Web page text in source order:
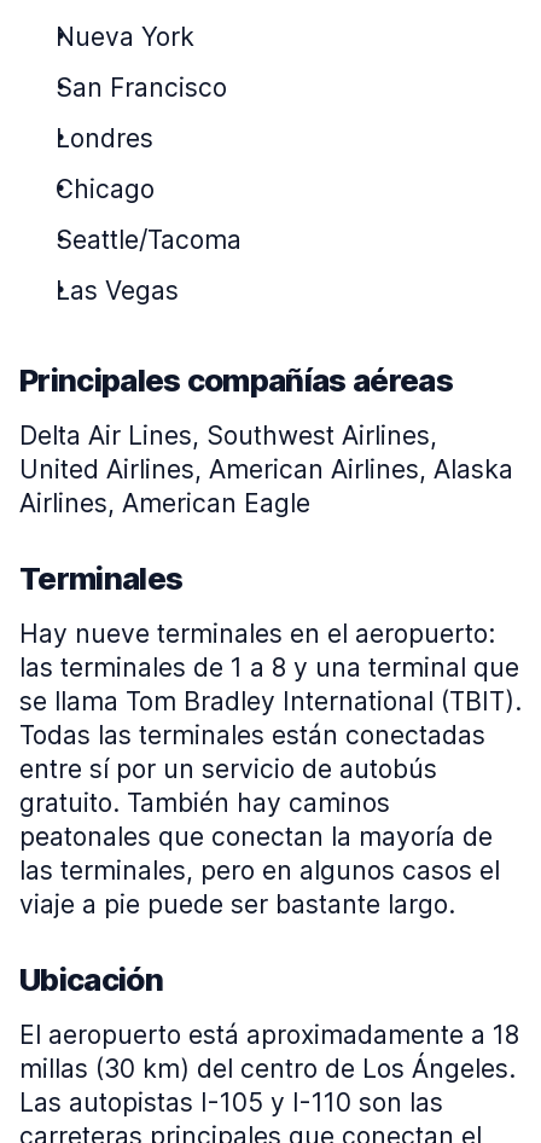
Nueva York​
San Francisco
Londres
Chicago
Seattle/Tacoma
Las Vegas
Principales compañías aéreas
Delta Air Lines, Southwest Airlines,
United Airlines, American Airlines, Alaska
Airlines, American Eagle
Terminales
Hay nueve terminales en el aeropuerto:
las terminales de 1 a 8 y una terminal que
se llama Tom Bradley International (TBIT).
Todas las terminales están conectadas
entre sí por un servicio de autobús
gratuito. También hay caminos
peatonales que conectan la mayoría de
las terminales, pero en algunos casos el
viaje a pie puede ser bastante largo.
Ubicación
El aeropuerto está aproximadamente a 18
millas (30 km) del centro de Los Ángeles.
Las autopistas I-105 y I-110 son las
carreteras principales que conectan el